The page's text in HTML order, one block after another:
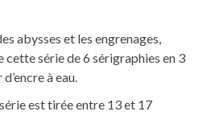
abysses et les engrenages,
cette série de 6 sérigraphies en 3
à eau.
est tirée entre 13 et 17